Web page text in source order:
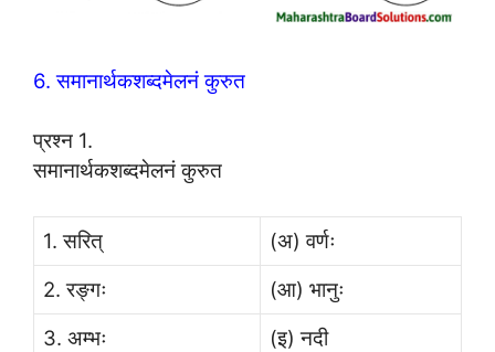
6. समानार्थकशब्दमेलनं कुरुत
प्रश्न 1.
समानार्थकशब्दमेलनं कुरुत
1. सरित्
(अ) वर्णः
2. रङ्गः
(आ) भानुः
3. अम्भः
(इ) नदी